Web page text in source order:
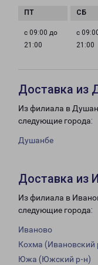
с 09:00 до
21:00
с
21:00
Доставка из
Из филиала в
следующие города:
Душанбе
Доставка из
Из филиала в
следующие города:
Иваново
Кохма (Ивановский
Южа (Южский р-н)